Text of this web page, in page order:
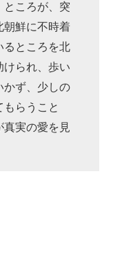
ところが、突
朝鮮に不時着
るところを北
けられ、歩い
かず、少しの
らうこと
真実の愛を見